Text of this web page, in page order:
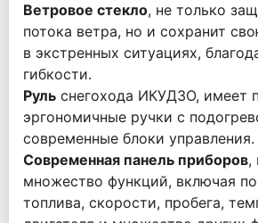
Ветровое стекло, не только
потока ветра, но и сохранит
в экстренных ситуациях,
гибкости.
Руль снегохода ИКУДЗО, имеет
эргономичные ручки с
современные блоки управления.
Современная панель приборов,
множество функций, включая
топлива, скорости, пробега,